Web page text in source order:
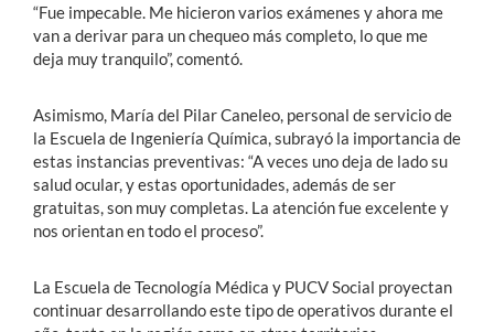
“Fue impecable. Me hicieron varios exámenes y ahora me
van a derivar para un chequeo más completo, lo que me
deja muy tranquilo”, comentó.
Asimismo, María del Pilar Caneleo, personal de servicio de
la Escuela de Ingeniería Química, subrayó la importancia de
estas instancias preventivas: “A veces uno deja de lado su
salud ocular, y estas oportunidades, además de ser
gratuitas, son muy completas. La atención fue excelente y
nos orientan en todo el proceso”.
La Escuela de Tecnología Médica y PUCV Social proyectan
continuar desarrollando este tipo de operativos durante el